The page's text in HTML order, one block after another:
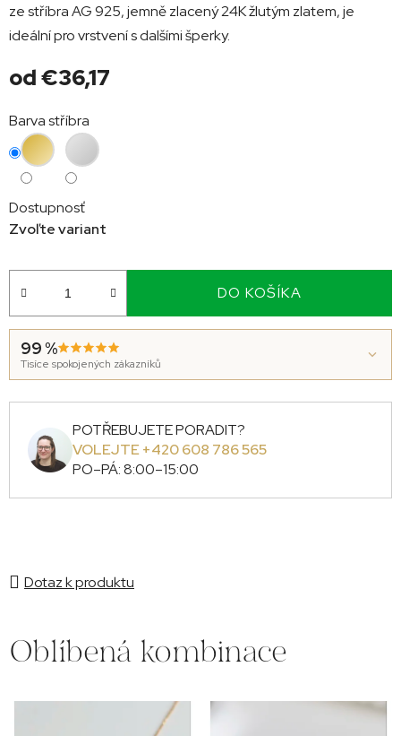
ze stříbra AG 925, jemně zlacený 24K žlutým zlatem, je
ideální pro vrstvení s dalšími šperky.
od€36,17
cena:
Barva stříbra
Dostupnosť
Zvoľte variant
DO KOŠÍKA
99 %
Tisíce spokojených zákazníků
POTŘEBUJETE PORADIT?
VOLEJTE +420 608 786 565
PO–PÁ: 8:00–15:00
Dotaz k produktu
Oblíbená kombinace